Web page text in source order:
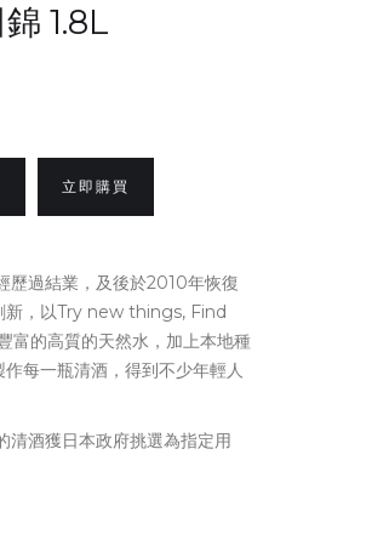
1.8L
立即購買
歷過結業，及後於2010年恢復
新，以Try new things, Find
的高質的天然水，加上本地種
每一瓶清酒，得到不少年輕人
清酒獲日本政府挑選為指定用